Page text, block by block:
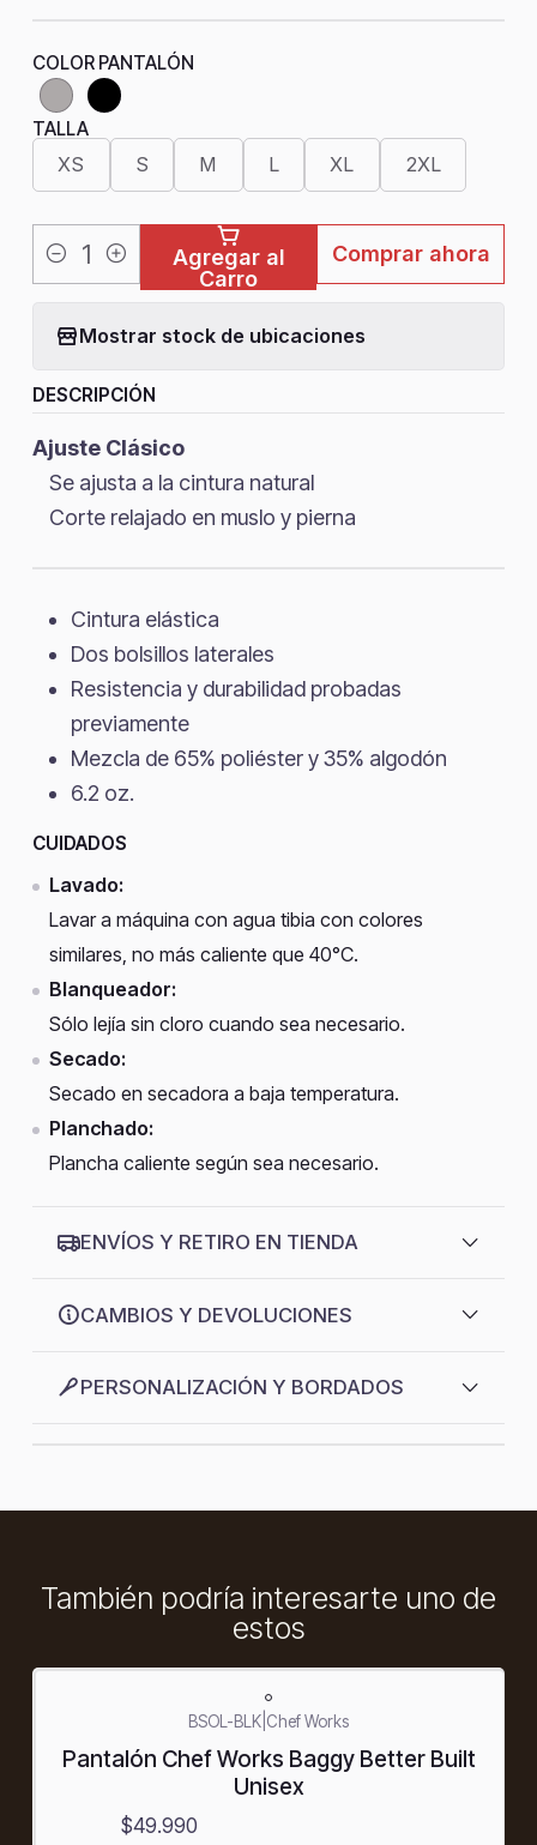
COLOR PANTALÓN
TALLA
XS S M L XL 2XL
Cantidad
Agregar al
Carro
Comprar ahora
Mostrar stock de ubicaciones
DESCRIPCIÓN
Ajuste Clásico
Se ajusta a la cintura natural
Corte relajado en muslo y pierna
Cintura elástica
Dos bolsillos laterales
Resistencia y durabilidad probadas
previamente
Mezcla de 65% poliéster y 35% algodón
6.2 oz.
CUIDADOS
Lavado:
Lavar a máquina con agua tibia con colores
similares, no más caliente que 40°C.
Blanqueador:
Sólo lejía sin cloro cuando sea necesario.
Secado:
Secado en secadora a baja temperatura.
Planchado:
Plancha caliente según sea necesario.
ENVÍOS Y RETIRO EN TIENDA
CAMBIOS Y DEVOLUCIONES
PERSONALIZACIÓN Y BORDADOS
También podría interesarte uno de
estos
BSOL-BLK Chef Works
Pantalón Chef Works Baggy Better Built
Unisex
$49.990